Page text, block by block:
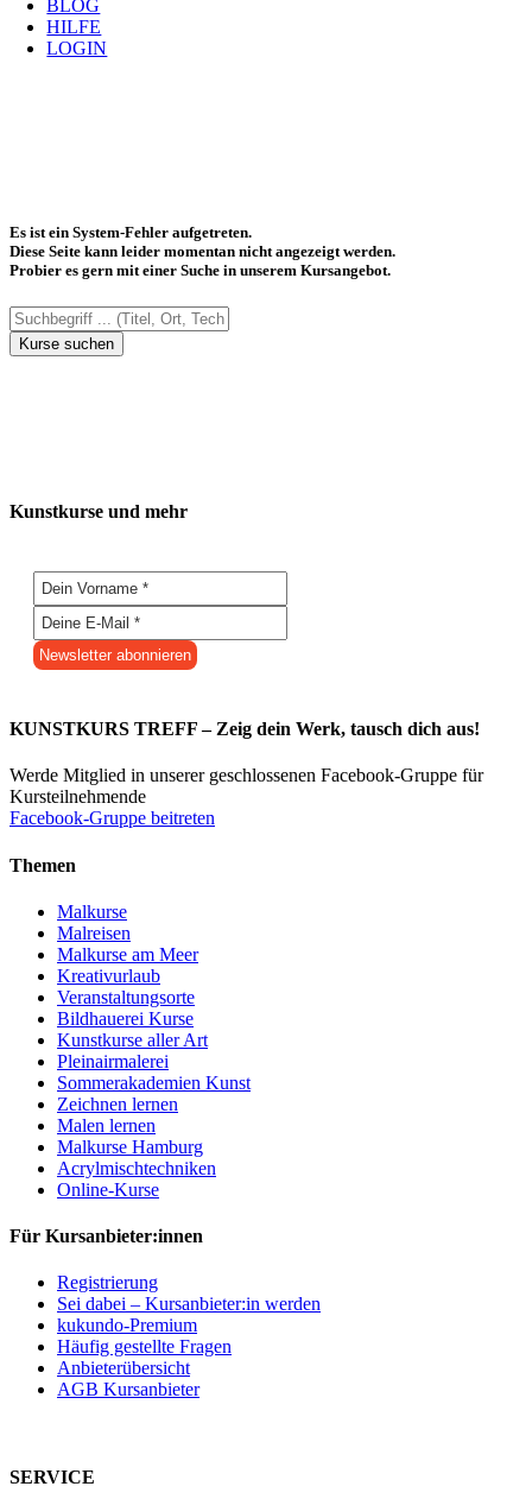
BLOG
HILFE
LOGIN
Es ist ein System-Fehler aufgetreten.
Diese Seite kann leider momentan nicht angezeigt werden.
Probier es gern mit einer Suche in unserem Kursangebot.
Kurse suchen
Kunstkurse und mehr
KUNSTKURS TREFF – Zeig dein Werk, tausch dich aus!
Werde Mitglied in unserer geschlossenen Facebook-Gruppe für
Kursteilnehmende
Facebook-Gruppe beitreten
Themen
Malkurse
Malreisen
Malkurse am Meer
Kreativurlaub
Veranstaltungsorte
Bildhauerei Kurse
Kunstkurse aller Art
Pleinairmalerei
Sommerakademien Kunst
Zeichnen lernen
Malen lernen
Malkurse Hamburg
Acrylmischtechniken
Online-Kurse
Für Kursanbieter:innen
Registrierung
Sei dabei – Kursanbieter:in werden
kukundo-Premium
Häufig gestellte Fragen
Anbieterübersicht
AGB Kursanbieter
SERVICE